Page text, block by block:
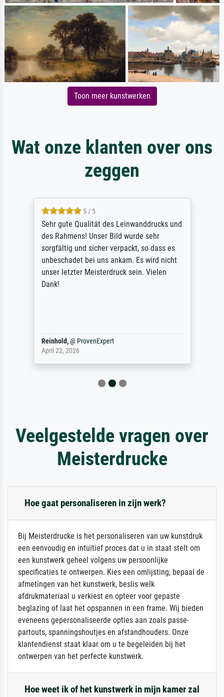
Toon meer kunstwerken
Wat onze klanten over ons
zeggen
5 / 5
Sehr gute Qualität des Leinwanddrucks und
des Rahmens! Unser Bild wurde sehr
sorgfältig und sicher verpackt, so dass es
unbeschadet bei uns ankam. Es wird nicht
unser letzter Meisterdruck sein. Vielen
Dank!
Reinhold,@ ProvenExpert
April 22, 2026
Veelgestelde vragen over
Meisterdrucke
Hoe gaat personaliseren in zijn werk?
Bij Meisterdrucke is het personaliseren van uw kunstdruk
een eenvoudig en intuïtief proces dat u in staat stelt om
een kunstwerk geheel volgens uw persoonlijke
specificaties te ontwerpen. Kies een omlijsting, bepaal de
afmetingen van het kunstwerk, beslis welk
afdrukmateriaal u verkiest en opteer voor gepaste
beglazing of laat het opspannen in een frame. Wij bieden
eveneens gepersonaliseerde opties aan zoals passe-
partouts, spanningshoutjes en afstandhouders. Onze
klantendienst staat klaar om u te begeleiden bij het
ontwerpen van het perfecte kunstwerk.
Hoe weet ik of het kunstwerk in mijn kamer zal